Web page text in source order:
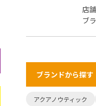
店
ブ
ブランドから探す
アクアノウティック